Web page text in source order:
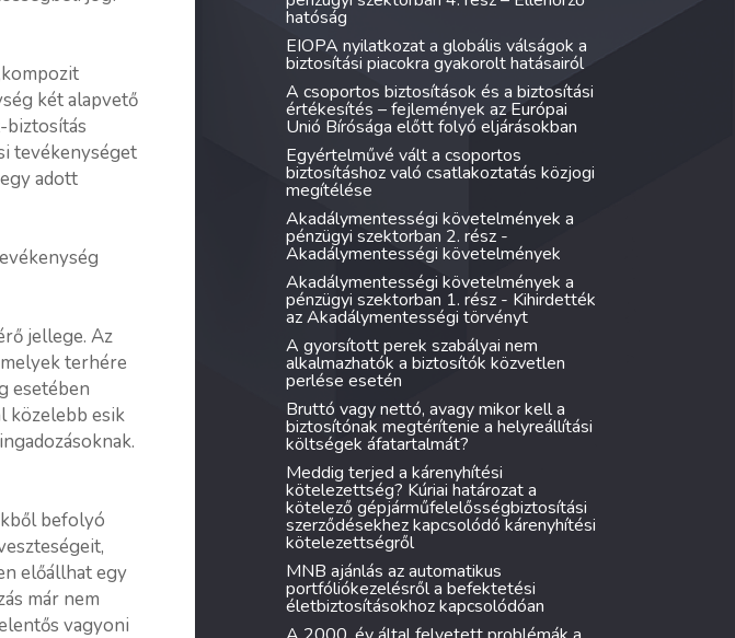
két alapvető
biztosítás
tevékenységet
adott
jellege. Az
terhére
esetében
közelebb esik
befolyó
előállhat egy
már nem
vagyoni
hatóság
EIOPA nyilatkozat a globális válságok a
biztosítási piacokra gyakorolt hatásairól
A csoportos biztosítások és a biztosítási
értékesítés – fejlemények az Európai
Unió Bírósága előtt folyó eljárásokban
Egyértelművé vált a csoportos
biztosításhoz való csatlakoztatás közjogi
megítélése
Akadálymentességi követelmények a
pénzügyi szektorban 2. rész -
Akadálymentességi követelmények
Akadálymentességi követelmények a
pénzügyi szektorban 1. rész - Kihirdették
az Akadálymentességi törvényt
A gyorsított perek szabályai nem
alkalmazhatók a biztosítók közvetlen
perlése esetén
Bruttó vagy nettó, avagy mikor kell a
biztosítónak megtérítenie a helyreállítási
költségek áfatartalmát?
Meddig terjed a kárenyhítési
kötelezettség? Kúriai határozat a
kötelező gépjárműfelelősségbiztosítási
szerződésekhez kapcsolódó kárenyhítési
kötelezettségről
MNB ajánlás az automatikus
portfóliókezelésről a befektetési
életbiztosításokhoz kapcsolódóan